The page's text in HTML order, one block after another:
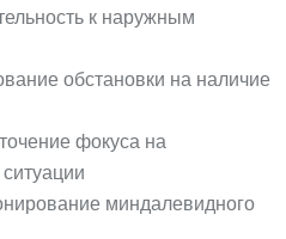
к наружным
обстановки на наличие
фокуса на
миндалевидного